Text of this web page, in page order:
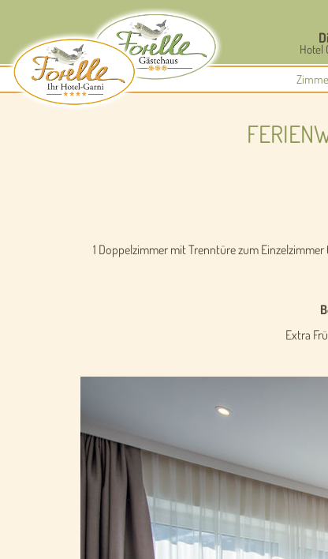
Hotel
1 Doppelzimmer mit Trenntüre zum
Extra